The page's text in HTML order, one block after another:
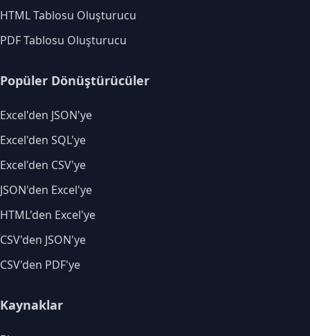
HTML Tablosu Oluşturucu
PDF Tablosu Oluşturucu
Popüler Dönüştürücüler
Excel'den JSON'ye
Excel'den SQL'ye
Excel'den CSV'ye
JSON'den Excel'ye
HTML'den Excel'ye
CSV'den JSON'ye
CSV'den PDF'ye
Kaynaklar